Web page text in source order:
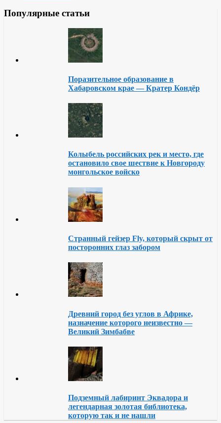
Популярные статьи
Поразительное образование в
Хабаровском крае — Кратер Кондёр
Колыбель российских рек и место, где
остановило свое шествие к Новгороду
монгольское войско
Странный гейзер Fly, который скрыт от
посторонних глаз забором
Древний город без углов в Африке,
назначение которого неизвестно —
Великий Зимбабве
Подземный лабиринт Эквадора и
легендарная золотая библиотека,
которую так и не нашли